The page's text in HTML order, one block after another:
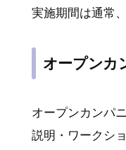
実施期間は通常
オープンカ
オープンカンパ
説明・ワークシ